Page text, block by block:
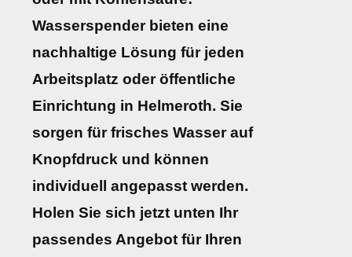
Wasserspender bieten eine
nachhaltige Lösung für jeden
Arbeitsplatz oder öffentliche
Einrichtung in Helmeroth. Sie
sorgen für frisches Wasser auf
Knopfdruck und können
individuell angepasst werden.
Holen Sie sich jetzt unten Ihr
passendes Angebot für Ihren